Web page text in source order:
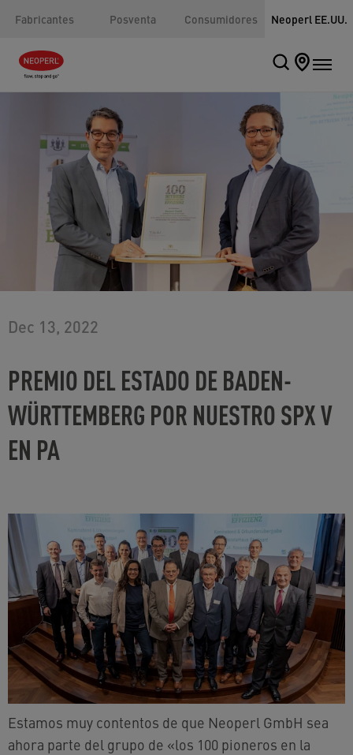
Fabricantes Posventa Consumidores Neoperl EE.UU.
Dec 13, 2022
PREMIO DEL ESTADO DE BADEN-
WÜRTTEMBERG POR NUESTRO SPX V
EN PA
Estamos muy contentos de que Neoperl GmbH sea
ahora parte del grupo de «los 100 pioneros en la